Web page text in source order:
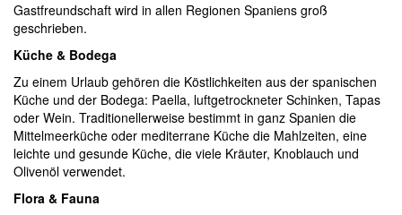
Gastfreundschaft wird in allen Regionen Spaniens groß
geschrieben.
Küche & Bodega
Zu einem Urlaub gehören die Köstlichkeiten aus der spanischen
Küche und der Bodega: Paella, luftgetrockneter Schinken, Tapas
oder Wein. Traditionellerweise bestimmt in ganz Spanien die
Mittelmeerküche oder mediterrane Küche die Mahlzeiten, eine
leichte und gesunde Küche, die viele Kräuter, Knoblauch und
Olivenöl verwendet.
Flora & Fauna